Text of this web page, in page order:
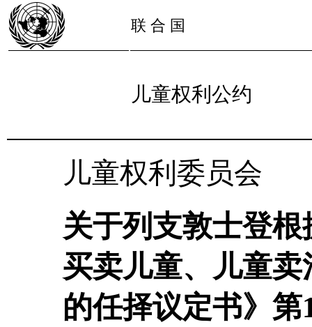
联 合 国
儿童权利公约
儿童权利委员会
关于列支敦士登
买卖儿童、儿童
的任择议定书》